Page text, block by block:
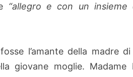
“allegro e con un
l’amante della madre
giovane moglie.